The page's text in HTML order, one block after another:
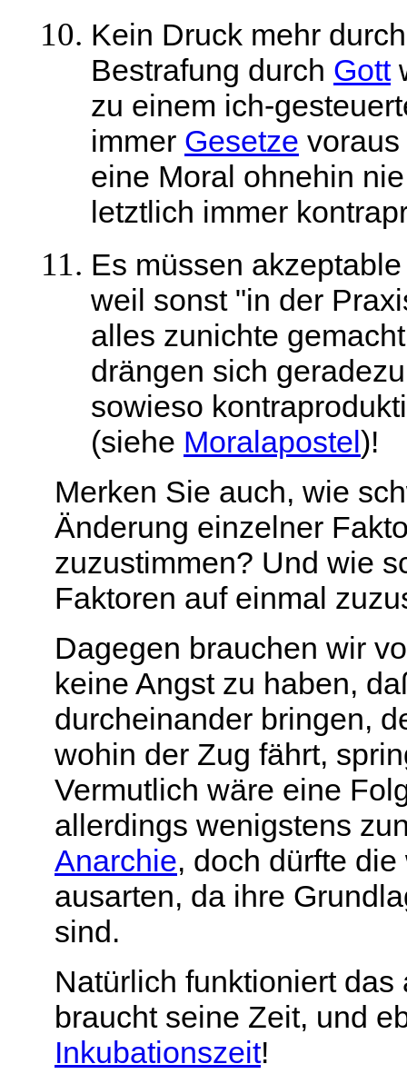
Kein Druck mehr
Bestrafung durch Gott
zu einem ich-
immer Gesetze
eine Moral ohnehin
letztlich immer
Es müssen
weil sonst "in der
alles zunichte
drängen sich
sowieso
(siehe Moralapostel)!
Merken Sie auch, wie
Änderung einzelner
zuzustimmen? Und wie
Faktoren auf einmal
Dagegen brauchen wir
keine Angst zu haben,
durcheinander bringen,
wohin der Zug fährt,
Vermutlich wäre eine
allerdings wenigstens
Anarchie, doch dürfte
ausarten, da ihre
sind.
Natürlich funktioniert
braucht seine Zeit, und
Inkubationszeit!